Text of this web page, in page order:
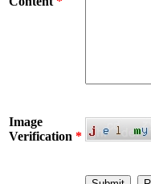
Image
Verification *